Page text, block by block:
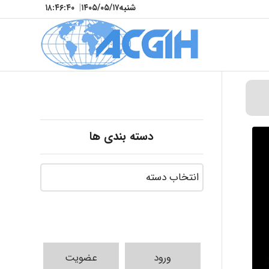
شنبه۱۴۰۵/۰۵/۱۷| ۱۸:۴۶:۴۲
دسته بندی ها
ورود عضویت